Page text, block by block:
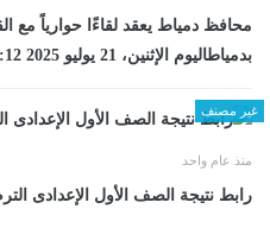
محافظ دمياط يعقد لقاءًا حوارياً مع
بدمياطاليوم الإثنين، 21 يوليو 2025 05:12 مـ
غير مصنف
منذ عام واحد
رابط نتيجة الصف الأول الإعدادى